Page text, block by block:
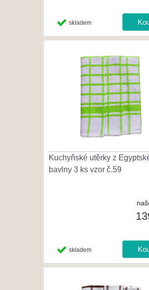
skladem
Kuchyňské utěrky z
bavlny 3 ks vzor č.59
skladem